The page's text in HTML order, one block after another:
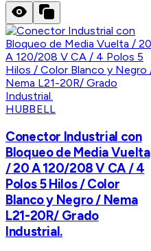
HUBBELL
Conector Industrial con
Bloqueo de Media Vuelta
/ 20 A 120/208 V CA / 4
Polos 5 Hilos / Color
Blanco y Negro / Nema
L21-20R/ Grado
Industrial.